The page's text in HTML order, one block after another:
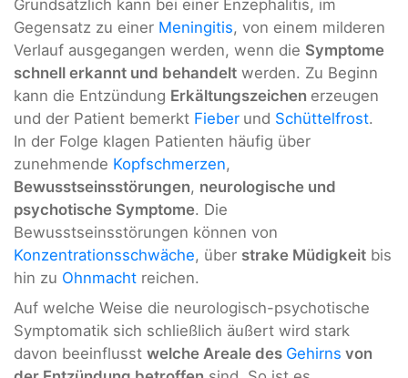
Grundsätzlich kann bei einer Enzephalitis, im
Gegensatz zu einer Meningitis, von einem milderen
Verlauf ausgegangen werden, wenn die Symptome
schnell erkannt und behandelt werden. Zu Beginn
kann die Entzündung Erkältungszeichen erzeugen
und der Patient bemerkt Fieber und Schüttelfrost.
In der Folge klagen Patienten häufig über
zunehmende Kopfschmerzen,
Bewusstseinsstörungen, neurologische und
psychotische Symptome. Die
Bewusstseinsstörungen können von
Konzentrationsschwäche, über strake Müdigkeit bis
hin zu Ohnmacht reichen.
Auf welche Weise die neurologisch-psychotische
Symptomatik sich schließlich äußert wird stark
davon beeinflusst welche Areale des Gehirns von